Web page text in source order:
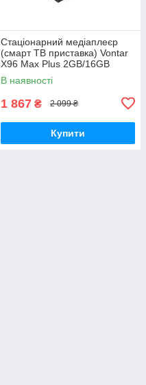
Стаціонарний медіаплеєр
(смарт ТВ приставка) Vontar
X96 Max Plus 2GB/16GB
чорний (X96 Max Plus
(2/16)_1350)
В наявності
1 867 ₴ 2 099 ₴
Купити